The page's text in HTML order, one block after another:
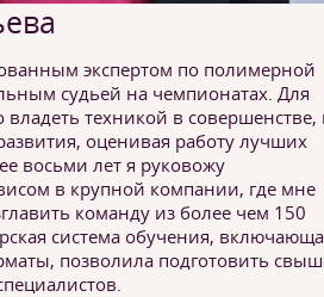
экспертом по полимерной
судьей на чемпионатах. Для
техникой в совершенстве,
оценивая работу лучших
восьми лет я руковожу
в крупной компании, где мне
команду из более чем 150
система обучения,
позволила подготовить